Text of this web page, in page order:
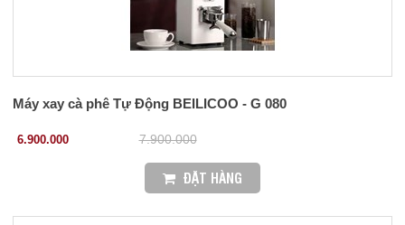
Máy xay cà phê Tự Động BEILICOO - G 080
6.900.000 7.900.000
ĐẶT HÀNG